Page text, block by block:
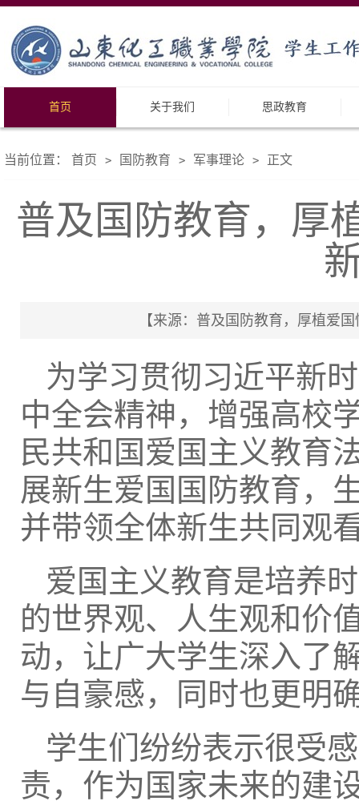
首页 关于我们 思政教育
当前位置： 首页 > 国防教育 > 军事理论 > 正文
普及国防教育，厚
【来源：普及国防教育，厚植爱
为学习贯彻习近平新
中全会精神，增强高校
民共和国爱国主义教育
展新生爱国国防教育，
并带领全体新生共同观
爱国主义教育是培养
的世界观、人生观和价
动，让广大学生深入了
与自豪感，同时也更明
学生们纷纷表示很受
责，作为国家未来的建